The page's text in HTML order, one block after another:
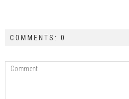
COMMENTS: 0